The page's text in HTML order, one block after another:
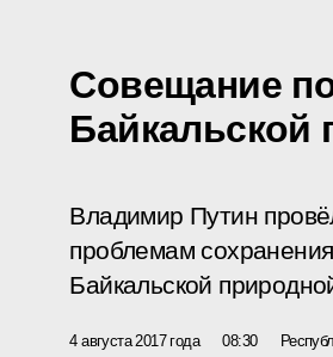
Совещание
Байкальской
Владимир Путин
проблемам
Байкальской
4 августа 2017 года 08:30